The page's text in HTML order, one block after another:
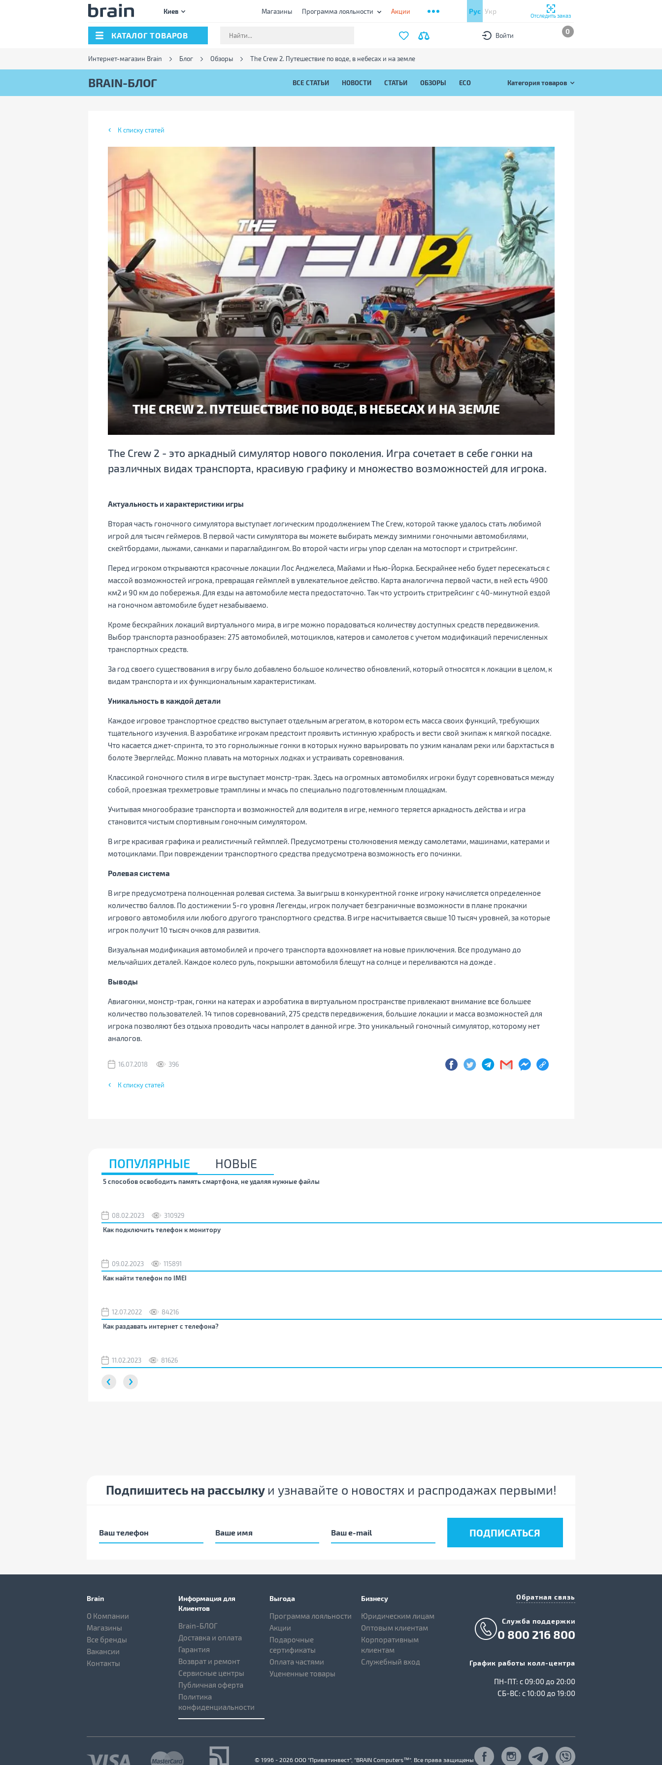
Киев Магазины Программа лояльности Акции Рус Укр
Отследить заказ
КАТАЛОГ ТОВАРОВ Войти 0
Интернет-магазин Brain Блог Обзоры The Crew 2. Путешествие по воде, в небесах и на земле
BRAIN-БЛОГ ВСЕ СТАТЬИ НОВОСТИ СТАТЬИ ОБЗОРЫ ECO Категория товаров
К списку статей
THE CREW 2. ПУТЕШЕСТВИЕ ПО ВОДЕ, В НЕБЕСАХ И НА ЗЕМЛЕ
The Crew 2 - это аркадный симулятор нового поколения. Игра сочетает в себе гонки на
различных видах транспорта, красивую графику и множество возможностей для игрока.
Актуальность и характеристики игры
Вторая часть гоночного симулятора выступает логическим продолжением The Crew, которой также удалось стать любимой
игрой для тысяч геймеров. В первой части симулятора вы можете выбирать между зимними гоночными автомобилями,
скейтбордами, лыжами, санками и параглайдингом. Во второй части игры упор сделан на мотоспорт и стритрейсинг.
Перед игроком открываются красочные локации Лос Анджелеса, Майами и Нью-Йорка. Бескрайнее небо будет пересекаться с
массой возможностей игрока, превращая геймплей в увлекательное действо. Карта аналогична первой части, в ней есть 4900
км2 и 90 км до побережья. Для езды на автомобиле места предостаточно. Так что устроить стритрейсинг с 40-минутной ездой
на гоночном автомобиле будет незабываемо.
Кроме бескрайних локаций виртуального мира, в игре можно порадоваться количеству доступных средств передвижения.
Выбор транспорта разнообразен: 275 автомобилей, мотоциклов, катеров и самолетов с учетом модификаций перечисленных
транспортных средств.
За год своего существования в игру было добавлено большое количество обновлений, который относятся к локации в целом, к
видам транспорта и их функциональным характеристикам.
Уникальность в каждой детали
Каждое игровое транспортное средство выступает отдельным агрегатом, в котором есть масса своих функций, требующих
тщательного изучения. В аэробатике игрокам предстоит проявить истинную храбрость и вести свой экипаж к мягкой посадке.
Что касается джет-спринта, то это горнолыжные гонки в которых нужно варьировать по узким каналам реки или бархтасться в
болоте Эверглейдс. Можно плавать на моторных лодках и устраивать соревнования.
Классикой гоночного стиля в игре выступает монстр-трак. Здесь на огромных автомобилях игроки будут соревноваться между
собой, проезжая трехметровые трамплины и мчась по специально подготовленным площадкам.
Учитывая многообразие транспорта и возможностей для водителя в игре, немного теряется аркадность действа и игра
становится чистым спортивным гоночным симулятором.
В игре красивая графика и реалистичный геймплей. Предусмотрены столкновения между самолетами, машинами, катерами и
мотоциклами. При повреждении транспортного средства предусмотрена возможность его починки.
Ролевая система
В игре предусмотрена полноценная ролевая система. За выигрыш в конкурентной гонке игроку начисляется определенное
количество баллов. По достижении 5-го уровня Легенды, игрок получает безграничные возможности в плане прокачки
игрового автомобиля или любого другого транспортного средства. В игре насчитывается свыше 10 тысяч уровней, за которые
игрок получит 10 тысяч очков для развития.
Визуальная модификация автомобилей и прочего транспорта вдохновляет на новые приключения. Все продумано до
мельчайших деталей. Каждое колесо руль, покрышки автомобиля блещут на солнце и переливаются на дожде .
Выводы
Авиагонки, монстр-трак, гонки на катерах и аэробатика в виртуальном пространстве привлекают внимание все большее
количество пользователей. 14 типов соревнований, 275 средств передвижения, большие локации и масса возможностей для
игрока позволяют без отдыха проводить часы напролет в данной игре. Это уникальный гоночный симулятор, которому нет
аналогов.
16.07.2018 396
К списку статей
ПОПУЛЯРНЫЕ НОВЫЕ
5 способов освободить память смартфона, не удаляя нужные файлы
08.02.2023
310929
Как подключить телефон к монитору
09.02.2023
115891
Как найти телефон по IMEI
12.07.2022
84216
Как раздавать интернет с телефона?
11.02.2023 81626
Подпишитесь на рассылку и узнавайте о новостях и распродажах первыми!
Brain
О Компании
Магазины
Все бренды
Вакансии
Контакты
Информация для
Клиентов
Brain-БЛОГ
Доставка и оплата
Гарантия
Возврат и ремонт
Сервисные центры
Публичная оферта
Политика
конфиденциальности
Выгода
Программа лояльности
Акции
Подарочные
сертификаты
Оплата частями
Уцененные товары
Бизнесу
Юридическим лицам
Оптовым клиентам
Корпоративным
клиентам
Служебный вход
Обратная связь
Служба поддержки
0 800 216 800
График работы колл-центра
ПН-ПТ: c 09:00 до 20:00
СБ-ВС: c 10:00 до 19:00
© 1996 - 2026 ООО "Приватинвест", "BRAIN Computers™". Все права защищены